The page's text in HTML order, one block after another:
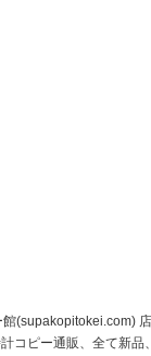
館(supakopitokei.com)
計コピー通販、全て新